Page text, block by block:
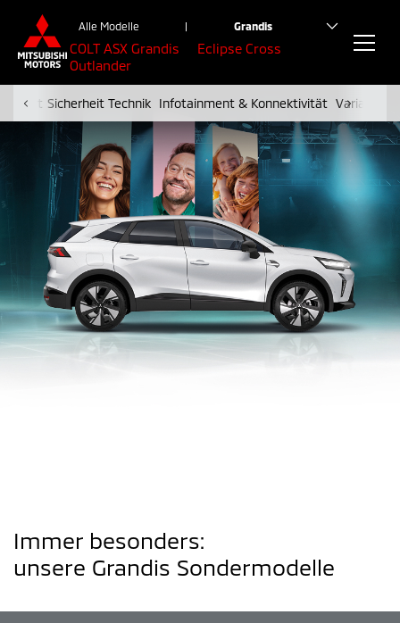
Alle Modelle | Grandis
COLT ASX Grandis
Eclipse Cross
Outlander
Immer besonders:
unsere Grandis Sondermodelle
Sicherheit Technik Infotainment & Konnektivität Varianten